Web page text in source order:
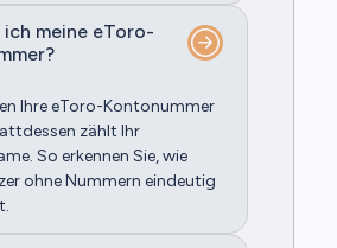
meine eToro-
Ihre eToro-Kontonummer
zählt Ihr
So erkennen Sie, wie
ohne Nummern eindeutig